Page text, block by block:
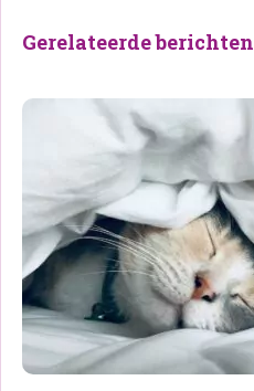
Gerelateerde berichten